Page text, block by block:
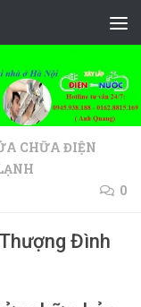
CHỮA ĐIỆN
0
Đình